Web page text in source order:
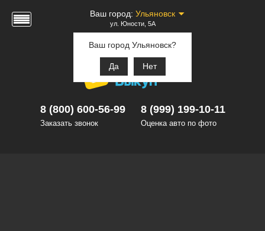
Ваш город: Ульяновск
Ваш город Ульяновск?
Да Нет
ул. Юности, 5А
8 (800) 600-56-99
Заказать звонок
8 (999) 199-10-11
Оценка авто по фото